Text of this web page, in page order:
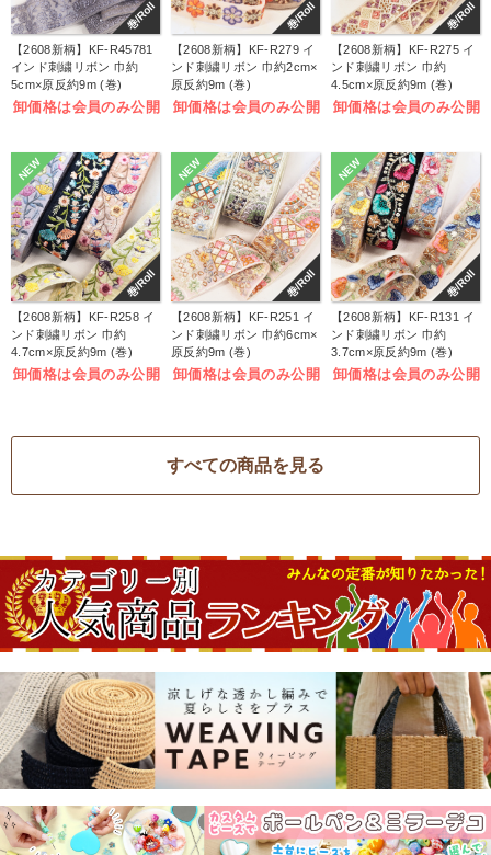
巻/Roll
【2608新柄】KF-R45781
インド刺繍リボン 巾約
5cm×原反約9m (巻)
卸価格は会員のみ公開
巻/Roll
【2608新柄】KF-R279 イ
ンド刺繍リボン 巾約2cm×
原反約9m (巻)
卸価格は会員のみ公開
巻/Roll
【2608新柄】KF-R275 イ
ンド刺繍リボン 巾約
4.5cm×原反約9m (巻)
卸価格は会員のみ公開
NEW
巻/Roll
【2608新柄】KF-R258 イ
ンド刺繍リボン 巾約
4.7cm×原反約9m (巻)
卸価格は会員のみ公開
NEW
巻/Roll
【2608新柄】KF-R251 イ
ンド刺繍リボン 巾約6cm×
原反約9m (巻)
卸価格は会員のみ公開
NEW
巻/Roll
【2608新柄】KF-R131 イ
ンド刺繍リボン 巾約
3.7cm×原反約9m (巻)
卸価格は会員のみ公開
すべての商品を見る